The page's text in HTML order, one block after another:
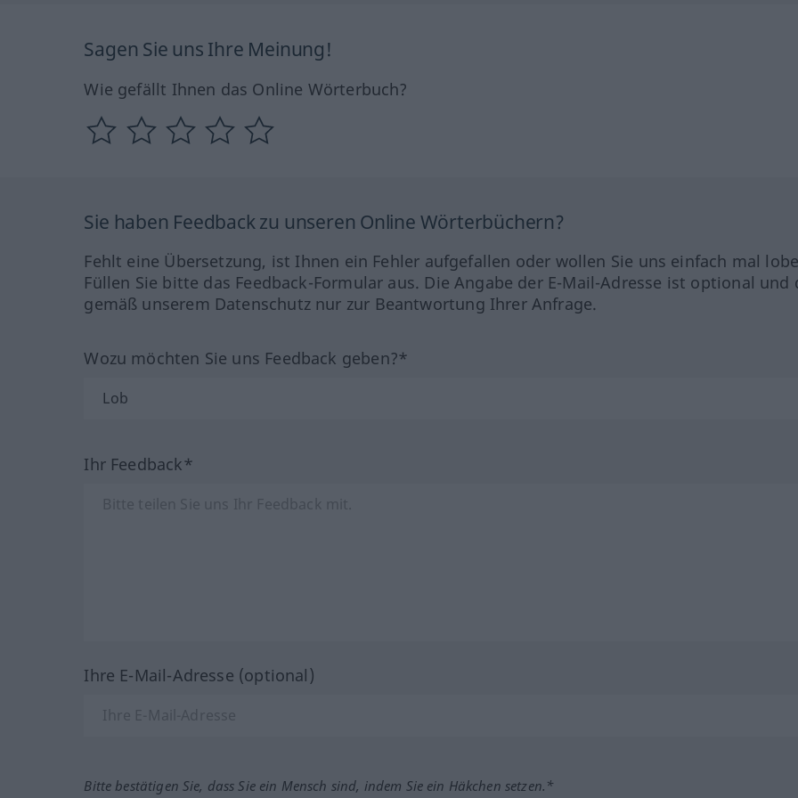
Sagen Sie uns Ihre Meinung!
Wie gefällt Ihnen das Online Wörterbuch?
Sie haben Feedback zu unseren Online Wörterbüchern?
Fehlt eine Übersetzung, ist Ihnen ein Fehler aufgefallen oder wollen Sie uns einfach mal
Füllen Sie bitte das Feedback-Formular aus. Die Angabe der E-Mail-Adresse ist optional und
gemäß unserem Datenschutz nur zur Beantwortung Ihrer Anfrage.
Wozu möchten Sie uns Feedback geben?*
Ihr Feedback*
Ihre E-Mail-Adresse (optional)
Bitte bestätigen Sie, dass Sie ein Mensch sind, indem Sie ein Häkchen setzen.*